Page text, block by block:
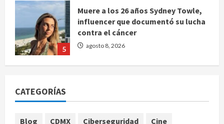
5
Muere a los 26 años Sydney Towle,
influencer que documentó su lucha
contra el cáncer
agosto 8, 2026
Nacional
Cuernavaca
CATEGORÍAS
Blog CDMX Ciberseguridad
Cine